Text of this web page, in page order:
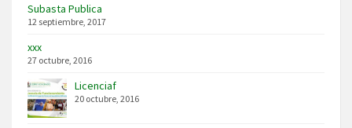
Subasta Publica
12 septiembre, 2017
xxx
27 octubre, 2016
Licenciaf
20 octubre, 2016